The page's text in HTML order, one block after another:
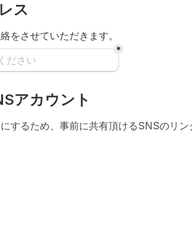
ス
をさせていただきます。
*
アカウント
するため、事前に共有頂けるSNSのリン
field